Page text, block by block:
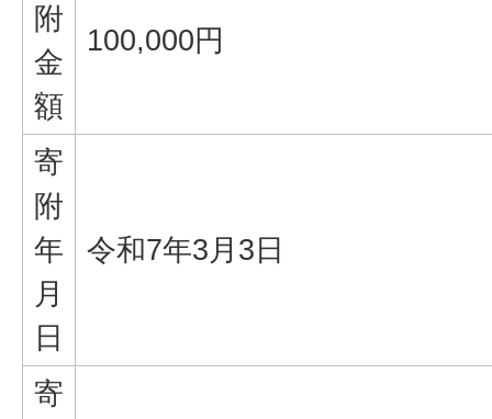
附
金
額
100,000円
寄
附
年
月
日
令和7年3月3日
寄